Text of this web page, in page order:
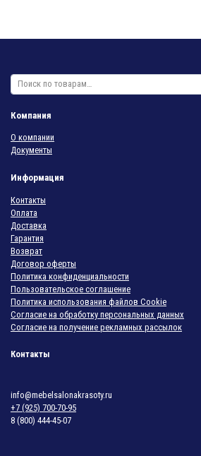
Искать:
Компания
О компании
Документы
Информация
Контакты
Оплата
Доставка
Гарантия
Возврат
Договор оферты
Политика конфиденциальности
Пользовательское соглашение
Политика использования файлов Cookie
Согласие на обработку персональных данных
Согласие на получение рекламных рассылок
Контакты
info@mebelsalonakrasoty.ru
+7 (925) 700-70-95
8 (800) 444-45-07